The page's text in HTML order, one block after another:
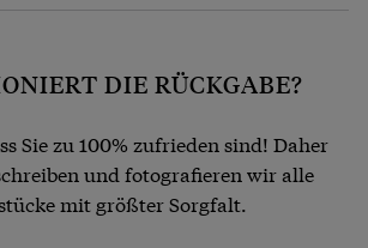
DIE RÜCKGABE?
Sie zu 100% zufrieden sind! Daher
und fotografieren wir alle
mit größter Sorgfalt.